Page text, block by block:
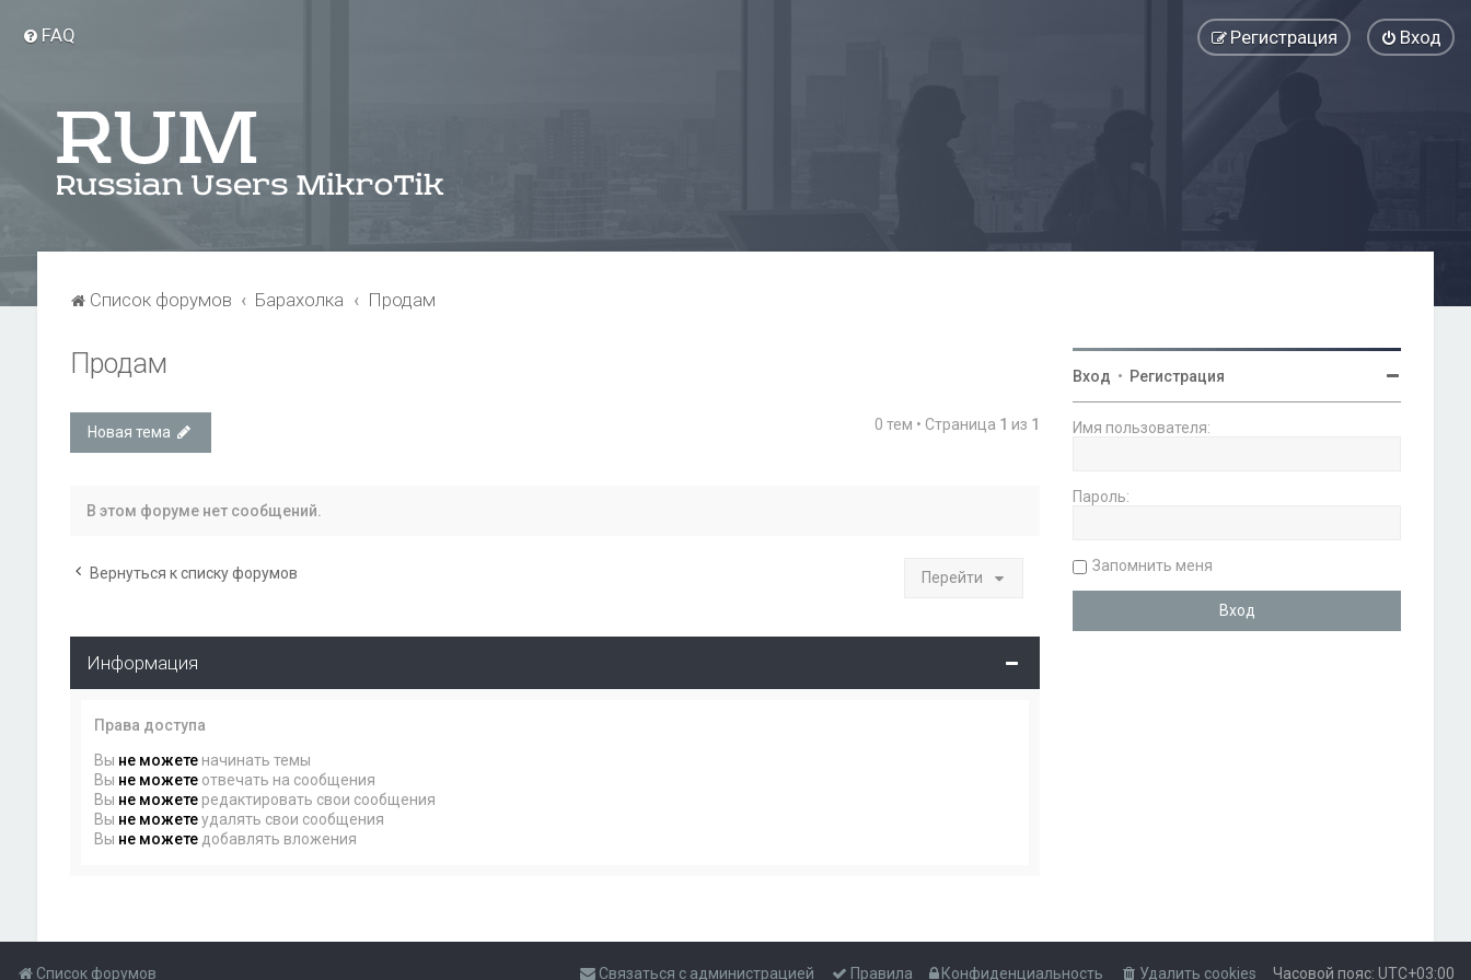
FAQ Вход
Регистрация
Список форумов Барахолка Продам
Продам
Новая тема 0 тем • Страница 1 из 1
В этом форуме нет сообщений.
Вернуться к списку форумов Перейти
Информация
Права доступа
Вы не можетеначинать темы
Вы не можетеотвечать на сообщения
Вы не можетередактировать свои сообщения
Вы не можетеудалять свои сообщения
Вы не можетедобавлять вложения
Вход • Регистрация
Имя пользователя:
Пароль:
Запомнить меня
Список форумов Часовой пояс: UTC+03:00
Удалить cookies
Конфиденциальность
Правила
Связаться с администрацией